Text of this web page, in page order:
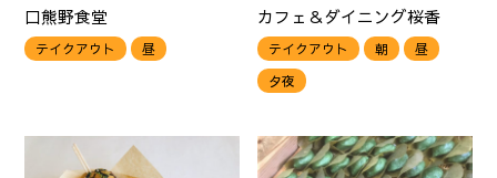
口熊野食堂
テイクアウト 昼
カフェ＆ダイニング桜香
テイクアウト 朝
昼
夕夜